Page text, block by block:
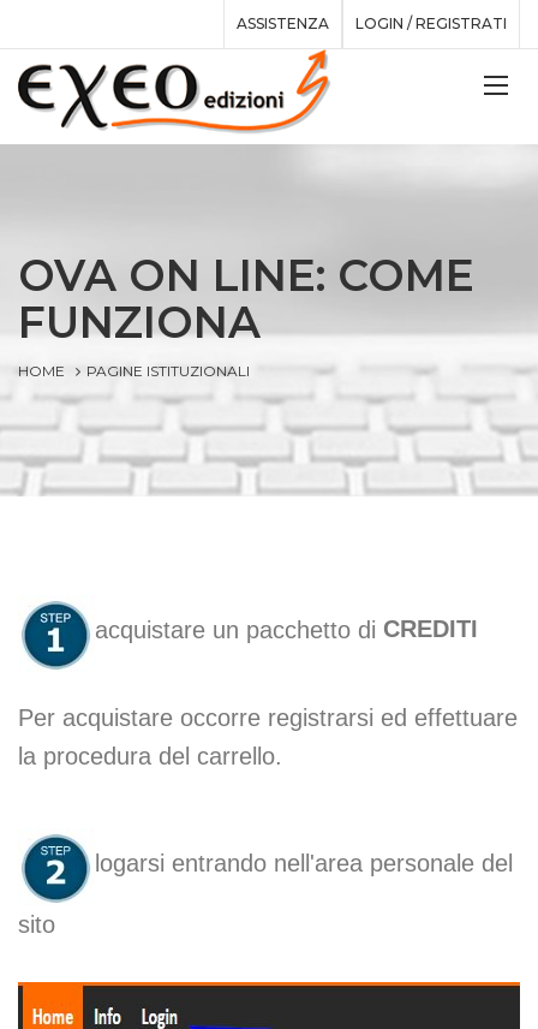
ASSISTENZA LOGIN / REGISTRATI
OVA ON LINE: COME
FUNZIONA
HOME PAGINE ISTITUZIONALI
acquistare un pacchetto di CREDITI
Per acquistare occorre registrarsi ed effettuare
la procedura del carrello.
logarsi entrando nell'area personale del
sito